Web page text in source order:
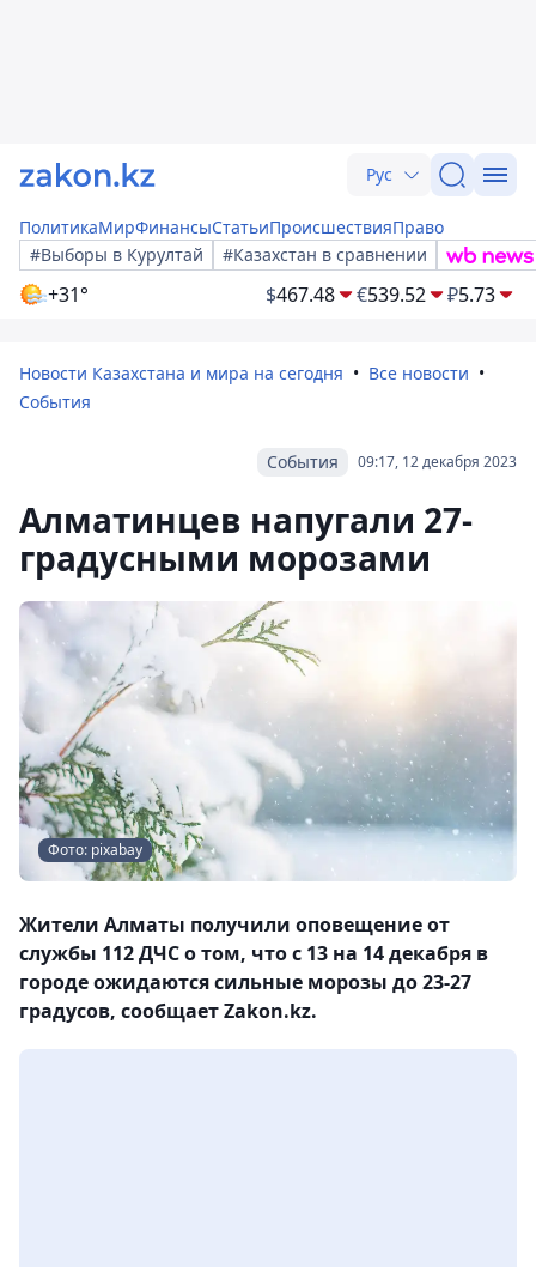
Рус
ПолитикаМирФинансыСтатьиПроисшествияПраво
#Выборы в Курултай
#Казахстан в сравнении
+31° $467.48 €539.52 ₽5.73
Новости Казахстана и мира на сегодня
Все новости
События
09:17, 12 декабря 2023
События
Алматинцев напугали 27-
градусными морозами
Фото: pixabay
Жители Алматы получили оповещение от
службы 112 ДЧС о том, что с 13 на 14 декабря в
городе ожидаются сильные морозы до 23-27
градусов, сообщает Zakon.kz.